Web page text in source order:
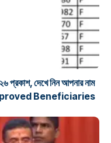
প্রকাশ, দেখে নিন আপনার নাম
Beneficiaries